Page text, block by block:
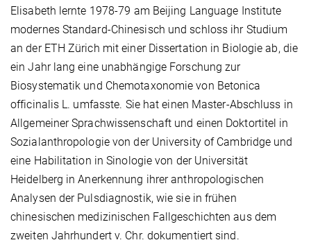
Elisabeth lernte 1978-79 am Beijing Language Institute
modernes Standard-Chinesisch und schloss ihr Studium
an der ETH Zürich mit einer Dissertation in Biologie ab, die
ein Jahr lang eine unabhängige Forschung zur
Biosystematik und Chemotaxonomie von Betonica
officinalis L. umfasste. Sie hat einen Master-Abschluss in
Allgemeiner Sprachwissenschaft und einen Doktortitel in
Sozialanthropologie von der University of Cambridge und
eine Habilitation in Sinologie von der Universität
Heidelberg in Anerkennung ihrer anthropologischen
Analysen der Pulsdiagnostik, wie sie in frühen
chinesischen medizinischen Fallgeschichten aus dem
zweiten Jahrhundert v. Chr. dokumentiert sind.